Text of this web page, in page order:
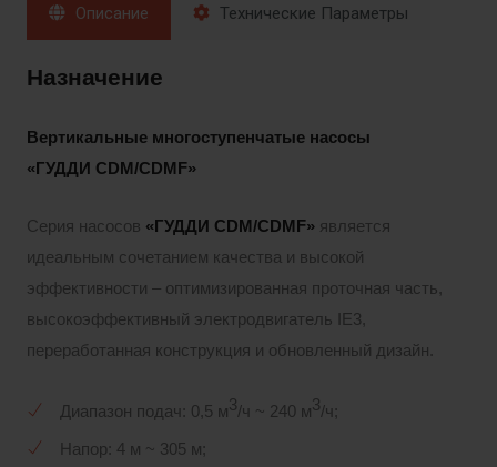
Описание Технические Параметры
Назначение
Вертикальные многоступенчатые насосы
«ГУДДИ CDM/CDMF»
Серия насосов «ГУДДИ CDM/CDMF» является
идеальным сочетанием качества и высокой
эффективности – оптимизированная проточная часть,
высокоэффективный электродвигатель IE3,
переработанная конструкция и обновленный дизайн.
Диапазон подач: 0,5 м3/ч ~ 240 м3/ч;
Напор: 4 м ~ 305 м;